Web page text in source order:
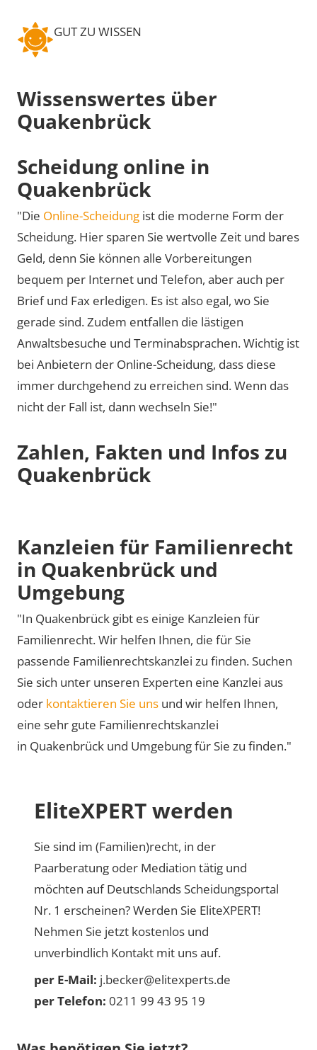
GUT ZU WISSEN
Wissenswertes über
Quakenbrück
Scheidung online in
Quakenbrück
"Die Online-Scheidung ist die moderne Form der
Scheidung. Hier sparen Sie wertvolle Zeit und bares
Geld, denn Sie können alle Vorbereitungen
bequem per Internet und Telefon, aber auch per
Brief und Fax erledigen. Es ist also egal, wo Sie
gerade sind. Zudem entfallen die lästigen
Anwaltsbesuche und Terminabsprachen. Wichtig ist
bei Anbietern der Online-Scheidung, dass diese
immer durchgehend zu erreichen sind. Wenn das
nicht der Fall ist, dann wechseln Sie!"
Zahlen, Fakten und Infos zu
Quakenbrück
Kanzleien für Familienrecht
in Quakenbrück und
Umgebung
"In Quakenbrück gibt es einige Kanzleien für
Familienrecht. Wir helfen Ihnen, die für Sie
passende Familienrechtskanzlei zu finden. Suchen
Sie sich unter unseren Experten eine Kanzlei aus
oder kontaktieren Sie uns und wir helfen Ihnen,
eine sehr gute Familienrechtskanzlei
in Quakenbrück und Umgebung für Sie zu finden."
EliteXPERT werden
Sie sind im (Familien)recht, in der
Paarberatung oder Mediation tätig und
möchten auf Deutschlands Scheidungsportal
Nr. 1 erscheinen? Werden Sie EliteXPERT!
Nehmen Sie jetzt kostenlos und
unverbindlich Kontakt mit uns auf.
per E-Mail: j.becker@elitexperts.de
per Telefon: 0211 99 43 95 19